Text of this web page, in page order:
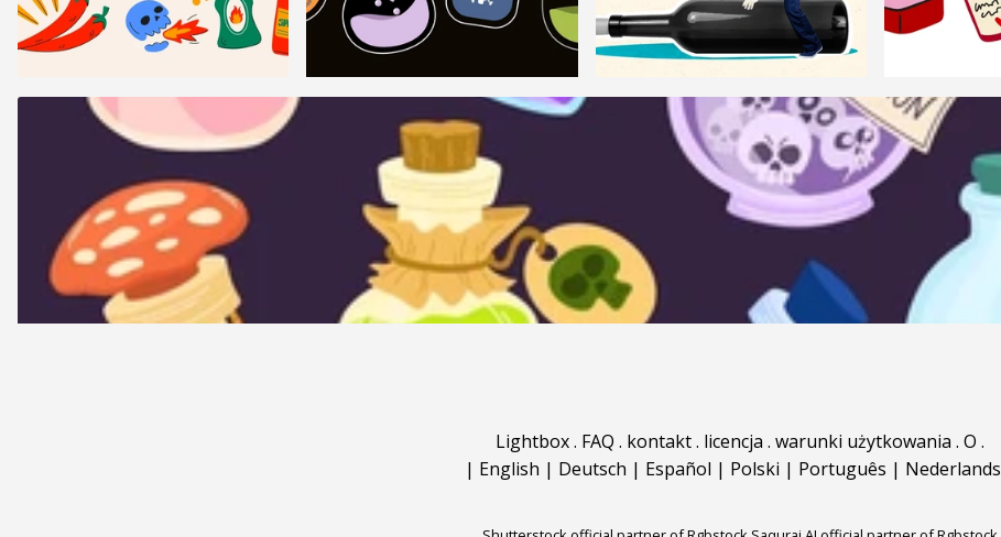
Lightbox. FAQ . kontakt. licencja . warunki użytkowania . O .
| English | Deutsch | Español | Polski | Português | Nederlands